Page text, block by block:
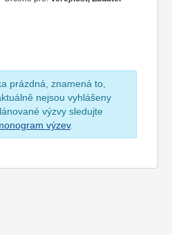
prázdná, znamená to,
nejsou vyhlášeny
výzvy sledujte
výzev.